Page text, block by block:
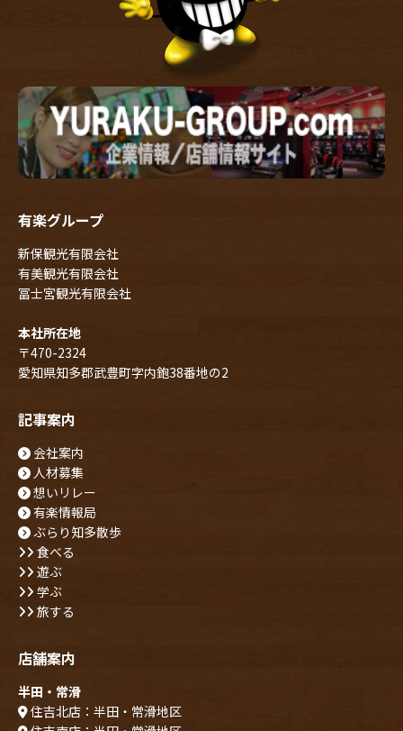
有楽グループ
新保観光有限会社
有美観光有限会社
冨士宮観光有限会社
本社所在地
〒470-2324
愛知県知多郡武豊町字内鉋38番地の2
記事案内
会社案内
人材募集
想いリレー
有楽情報局
ぶらり知多散歩
食べる
遊ぶ
学ぶ
旅する
店舗案内
半田・常滑
住吉北店：半田・常滑地区